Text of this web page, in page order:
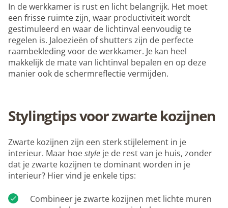
In de werkkamer is rust en licht belangrijk. Het moet
een frisse ruimte zijn, waar productiviteit wordt
gestimuleerd en waar de lichtinval eenvoudig te
regelen is. Jaloezieën of shutters zijn de perfecte
raambekleding voor de werkkamer. Je kan heel
makkelijk de mate van lichtinval bepalen en op deze
manier ook de schermreflectie vermijden.
Stylingtips voor zwarte kozijnen
Zwarte kozijnen zijn een sterk stijlelement in je
interieur. Maar hoestyle je de rest van je huis, zonder
dat je zwarte kozijnen te dominant worden in je
interieur? Hier vind je enkele tips:
Combineer je zwarte kozijnen met lichte muren